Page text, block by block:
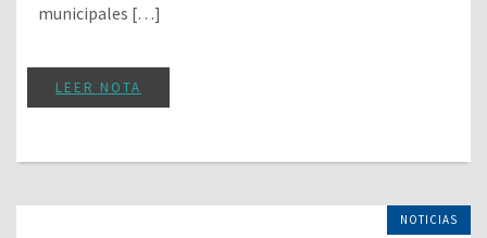
municipales […]
LEER NOTA
NOTICIAS